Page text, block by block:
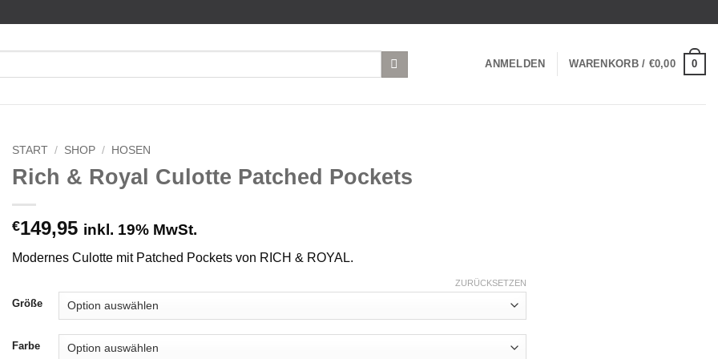
ANMELDEN WARENKORB / €0,00 0
START / SHOP / HOSEN
Rich & Royal Culotte Patched Pockets
€149,95 inkl. 19% MwSt.
Modernes Culotte mit Patched Pockets von RICH & ROYAL.
Größe
Farbe
ZURÜCKSETZEN